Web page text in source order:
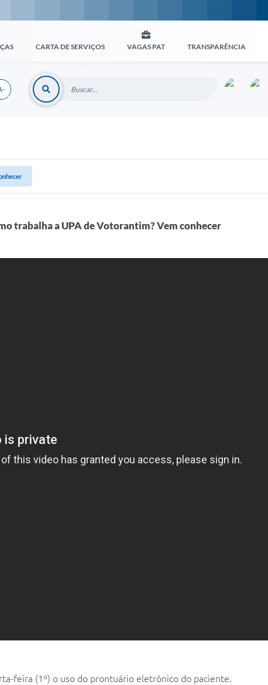
CARTA DE SERVIÇOS VAGAS PAT TRANSPARÊNCIA
trabalha a UPA de Votorantim? Vem conhecer
feira (1º) o uso do prontuário eletrônico do paciente.